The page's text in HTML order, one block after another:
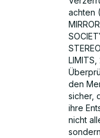
achten
den
sicher,
ihre
nicht